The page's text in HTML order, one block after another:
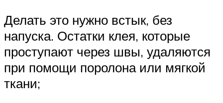
Делать это нужно встык, без
напуска. Остатки клея, которые
проступают через швы, удаляются
при помощи поролона или мягкой
ткани;